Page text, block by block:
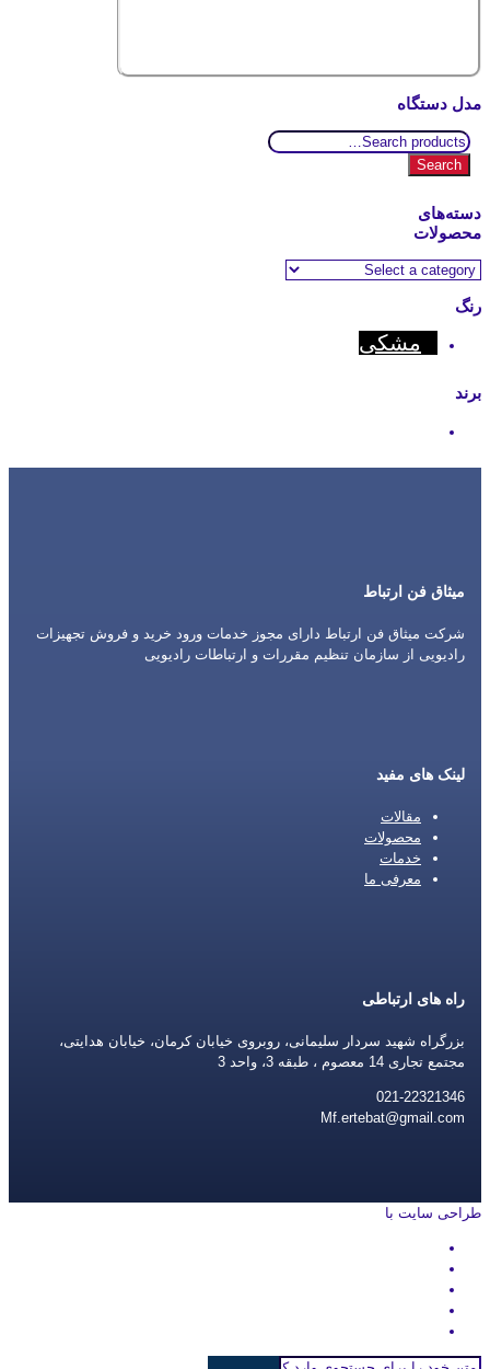
مدل دستگاه
Search
for:
Search
دسته‌های
محصولات
رنگ
مشکی
برند
میثاق فن ارتباط
شرکت میثاق فن ارتباط دارای مجوز خدمات ورود خرید و فروش تجهیزات
رادیویی از سازمان تنظیم مقررات و ارتباطات رادیویی
لینک های مفید
مقالات
محصولات
خدمات
معرفی ما
راه های ارتباطی
بزرگراه شهید سردار سلیمانی، روبروی خیابان کرمان، خیابان هدایتی،
مجتمع تجاری 14 معصوم ، طبقه 3، واحد 3
021-22321346
Mf.ertebat@gmail.com
طراحی سایت با